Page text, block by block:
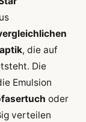
, die auf
Die
Emulsion
oder
verteilen